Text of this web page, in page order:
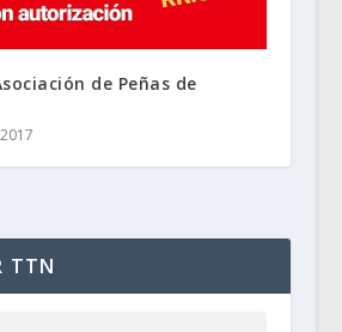
de Peñas de
TTN